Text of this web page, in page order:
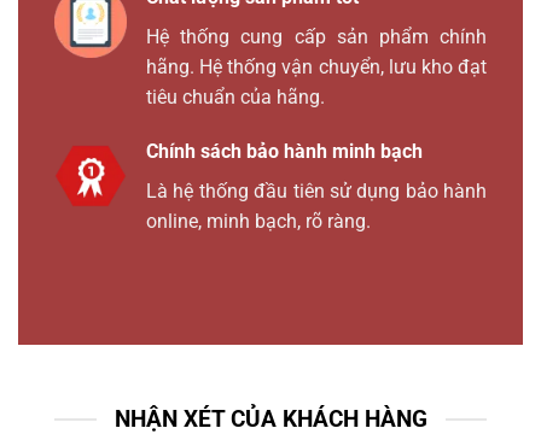
Hệ thống cung cấp sản phẩm chính
hãng. Hệ thống vận chuyển, lưu kho đạt
tiêu chuẩn của hãng.
Chính sách bảo hành minh bạch
Là hệ thống đầu tiên sử dụng bảo hành
online, minh bạch, rõ ràng.
NHẬN XÉT CỦA KHÁCH HÀNG